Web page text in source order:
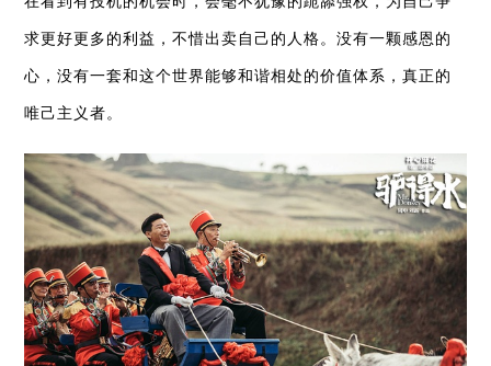
求更好更多的利益，不惜出卖自己的人格。没有一颗感恩的
心，没有一套和这个世界能够和谐相处的价值体系，真正的
唯己主义者。